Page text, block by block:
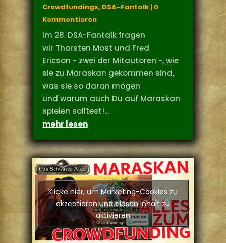
Crowdfundings, DSA-Fantalk| 0
Kommentieren
Im 28. DSA-Fantalk fragen
wir Thorsten Most und Fred
Ericson - zwei der Mitautoren -, wie
sie zu Maraskan gekommen sind,
was sie so daran mögen
und warum auch Du auf Maraskan
spielen solltest!...
mehr lesen
Klicke hier, um Marketing-Cookies zu
akzeptieren und diesen Inhalt zu
aktivieren